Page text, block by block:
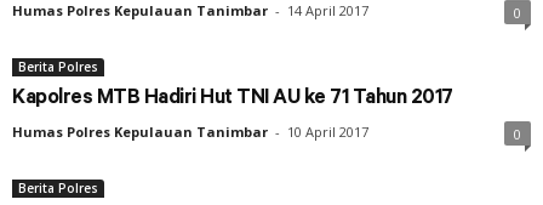
Humas Polres Kepulauan Tanimbar - 14 April 2017 0
Berita Polres
Kapolres MTB Hadiri Hut TNI AU ke 71 Tahun 2017
Humas Polres Kepulauan Tanimbar - 10 April 2017 0
Berita Polres